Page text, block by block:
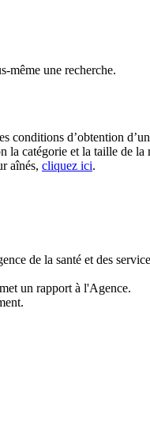
même une recherche.
conditions d’obtention
la catégorie et la taille de
aînés, cliquez ici.
de la santé et des
un rapport à l'Agence.